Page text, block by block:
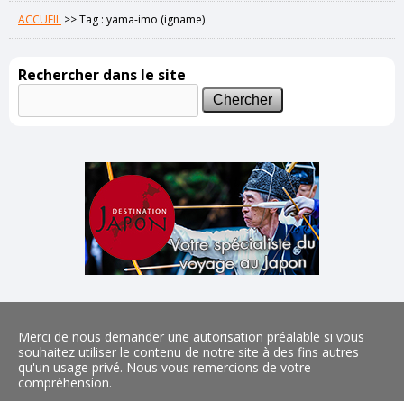
ACCUEIL >>Tag : yama-imo (igname)
Rechercher dans le site
Merci de nous demander une autorisation préalable si vous
souhaitez utiliser le contenu de notre site à des fins autres
qu'un usage privé. Nous vous remercions de votre
compréhension.